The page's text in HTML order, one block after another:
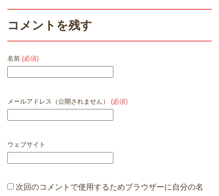
コメントを残す
名前 (必須)
メールアドレス（公開されません） (必須)
ウェブサイト
次回のコメントで使用するためブラウザーに自分の名